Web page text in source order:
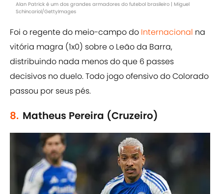
Alan Patrick é um dos grandes armadores do futebol brasileiro | Miguel
Schincariol/GettyImages
Foi o regente do meio-campo do Internacional na
vitória magra (1x0) sobre o Leão da Barra,
distribuindo nada menos do que 6 passes
decisivos no duelo. Todo jogo ofensivo do Colorado
passou por seus pés.
8. Matheus Pereira (Cruzeiro)